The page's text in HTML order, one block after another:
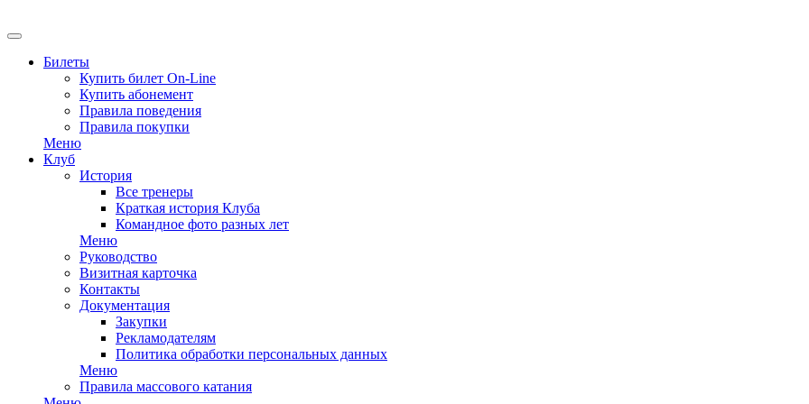
Билеты
Купить билет On-Line
Купить абонемент
Правила поведения
Правила покупки
Меню
Клуб
История
Все тренеры
Краткая история Клуба
Командное фото разных лет
Меню
Руководство
Визитная карточка
Контакты
Документация
Закупки
Рекламодателям
Политика обработки персональных данных
Меню
Правила массового катания